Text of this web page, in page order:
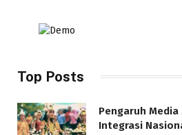
Top Posts
Pengaruh Media
Integrasi